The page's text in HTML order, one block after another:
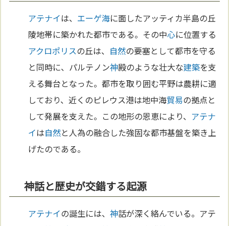
アテナイは、 エーゲ海に面したアッティカ半島の丘
陵地帯に築かれた都市である。その中心に位置する
アクロポリスの丘は、 自然の要塞として都市を守る
と同時に、パルテノン神殿のような壮大な建築を支
える舞台となった。都市を取り囲む平野は農耕に適
しており、近くのピレウス港は地中海貿易の拠点と
して発展を支えた。この地形の恩恵により、 アテナ
イは自然と人為の融合した強固な都市基盤を築き上
げたのである。
神話と歴史が交錯する起源
アテナイの誕生には、神話が深く絡んでいる。アテ